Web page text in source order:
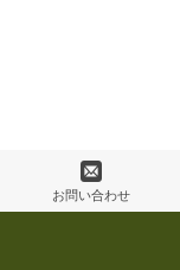
お問い合わせ